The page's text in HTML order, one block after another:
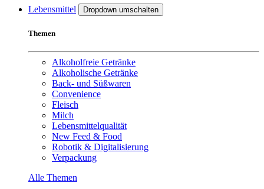
Lebensmittel Dropdown umschalten
Themen
Alkoholfreie Getränke
Alkoholische Getränke
Back- und Süßwaren
Convenience
Fleisch
Milch
Lebensmittelqualität
New Feed & Food
Robotik & Digitalisierung
Verpackung
Alle Themen